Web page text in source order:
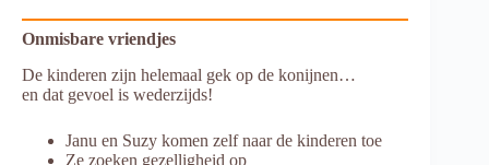
Onmisbare vriendjes
De kinderen zijn helemaal gek op de konijnen…
en dat gevoel is wederzijds!
Janu en Suzy komen zelf naar de kinderen toe
Ze zoeken gezelligheid op